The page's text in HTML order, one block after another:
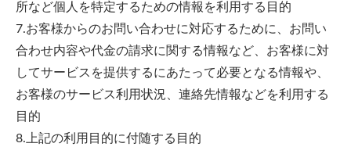
所など個人を特定するための情報を利用する目的
7.お客様からのお問い合わせに対応するために、お問い
合わせ内容や代金の請求に関する情報など、お客様に対
してサービスを提供するにあたって必要となる情報や、
お客様のサービス利用状況、連絡先情報などを利用する
目的
8.上記の利用目的に付随する目的